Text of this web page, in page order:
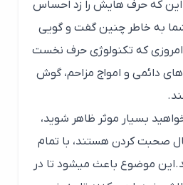
موضوع باعث میشود تا در
را می کنند تا به خوبی